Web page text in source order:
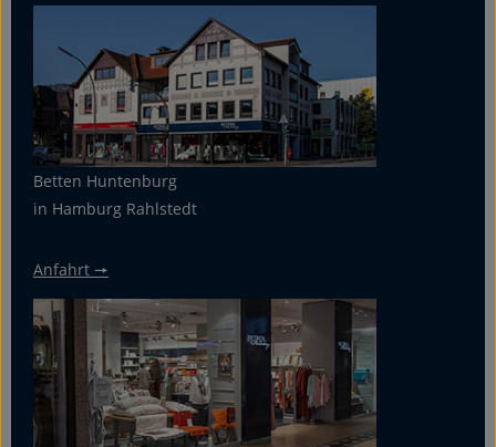
Betten Huntenburg
in Hamburg Rahlstedt
Anfahrt 🠖